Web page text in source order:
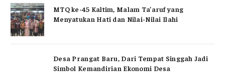
MTQ ke-45 Kaltim, Malam Ta’aruf yang
Menyatukan Hati dan Nilai-Nilai Ilahi
Desa Prangat Baru, Dari Tempat Singgah Jadi
Simbol Kemandirian Ekonomi Desa